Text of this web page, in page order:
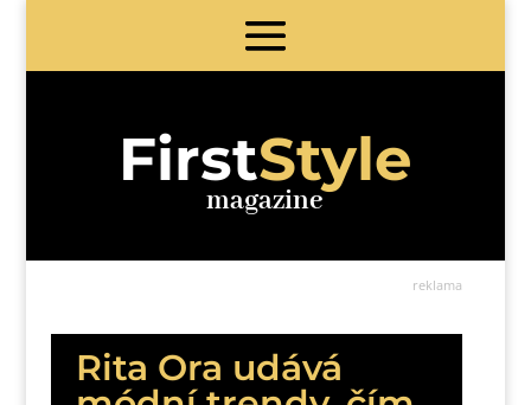
FirstStyle
magazine
reklama
Rita Ora udává